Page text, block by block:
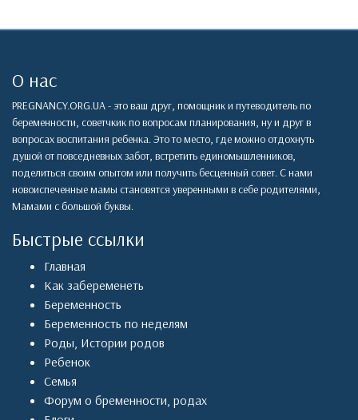
О нас
PREGNANCY.ORG.UA - это ваш друг, помощник и путеводитель по
беременности, советчкик по вопросам планирования, ну и друг в
вопросах воспитания ребенка. Это то место, где можно отдохнуть
душой от повседневных забот, встретить единомышленников,
поделиться своим опытом или получить бесценный совет. С нами
новоиспеченные мамы становятся уверенными в себе родителями,
Мамами с большой буквы.
Быстрые ссылки
Главная
Как забеременеть
Беременность
Беременность по неделям
Роды, Истории родов
Ребенок
Семья
Форум о бременности, родах